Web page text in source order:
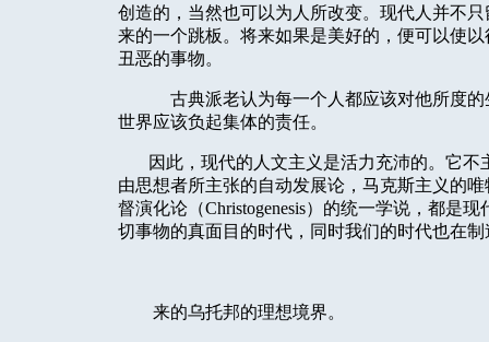
创造的，当然也可以为人所改变。现代人并不
来的一个跳板。将来如果是美好的，便可以使
丑恶的事物。
古典派老认为每一个人都应该对他所度
世界应该负起集体的责任。
因此，现代的人文主义是活力充沛的。它
由思想者所主张的自动发展论，马克斯主义的
督演化论（Christogenesis）的统一学说，都是现
切事物的真面目的时代，同时我们的时代也在
来的乌托邦的理想境界。